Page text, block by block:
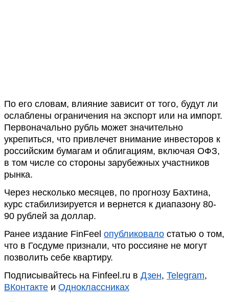
По его словам, влияние зависит от того, будут ли
ослаблены ограничения на экспорт или на импорт.
Первоначально рубль может значительно
укрепиться, что привлечет внимание инвесторов к
российским бумагам и облигациям, включая ОФЗ,
в том числе со стороны зарубежных участников
рынка.
Через несколько месяцев, по прогнозу Бахтина,
курс стабилизируется и вернется к диапазону 80-
90 рублей за доллар.
Ранее издание FinFeel опубликовало статью о том,
что в Госдуме признали, что россияне не могут
позволить себе квартиру.
Подписывайтесь на Finfeel.ru в Дзен, Telegram,
ВКонтакте и Одноклассниках